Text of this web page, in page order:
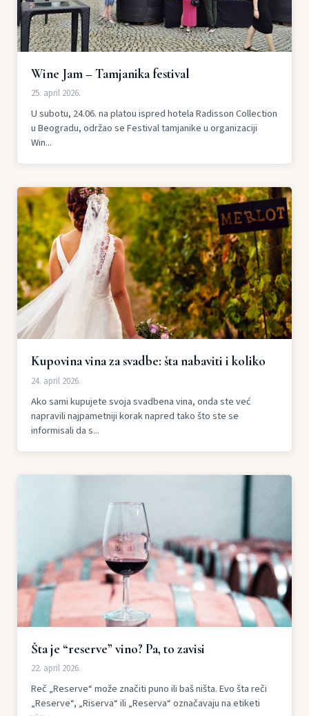
Wine Jam – Tamjanika festival
25. april 2026.
U subotu, 24.06. na platou ispred hotela Radisson Collection
u Beogradu, održao se Festival tamjanike u organizaciji
Win...
Kupovina vina za svadbe: šta nabaviti i koliko
24. april 2026.
Ako sami kupujete svoja svadbena vina, onda ste već
napravili najpametniji korak napred tako što ste se
informisali da s...
Šta je “reserve” vino? Pa, to zavisi
22. april 2026.
Reč „Reserve“ može značiti puno ili baš ništa. Evo šta reči
„Reserve“, „Riserva“ ili „Reserva“ označavaju na etiketi